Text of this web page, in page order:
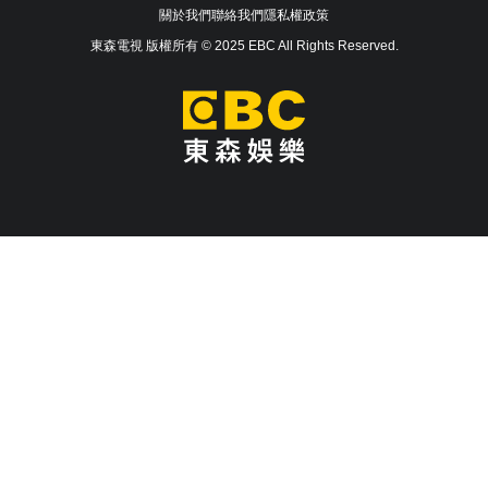
關於我們聯絡我們隱私權政策
東森電視 版權所有 © 2025 EBC All Rights Reserved.